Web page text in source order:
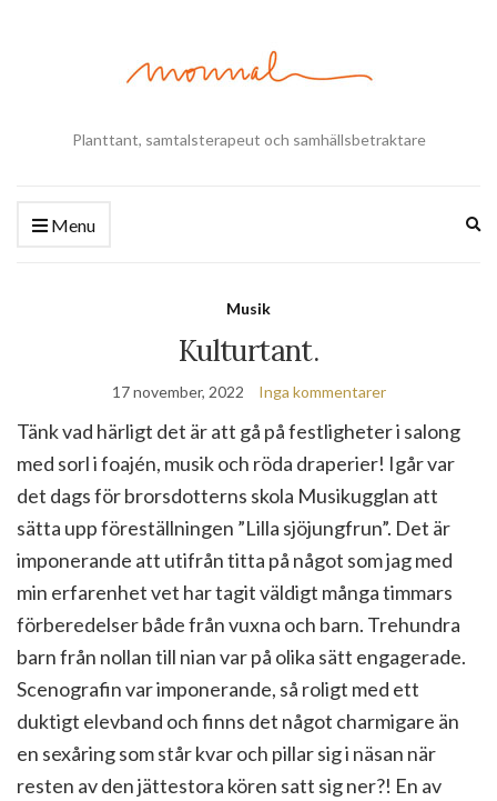
Planttant, samtalsterapeut och samhällsbetraktare
Menu
Musik
Kulturtant.
17 november, 2022 Inga kommentarer
Tänk vad härligt det är att gå på festligheter i salong
med sorl i foajén, musik och röda draperier! Igår var
det dags för brorsdotterns skola Musikugglan att
sätta upp föreställningen ”Lilla sjöjungfrun”. Det är
imponerande att utifrån titta på något som jag med
min erfarenhet vet har tagit väldigt många timmars
förberedelser både från vuxna och barn. Trehundra
barn från nollan till nian var på olika sätt engagerade.
Scenografin var imponerande, så roligt med ett
duktigt elevband och finns det något charmigare än
en sexåring som står kvar och pillar sig i näsan när
resten av den jättestora kören satt sig ner?! En av